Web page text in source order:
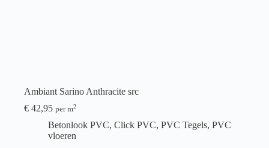
Ambiant Sarino Anthracite src
€ 42,95 per m2
Betonlook PVC, Click PVC, PVC Tegels, PVC
vloeren